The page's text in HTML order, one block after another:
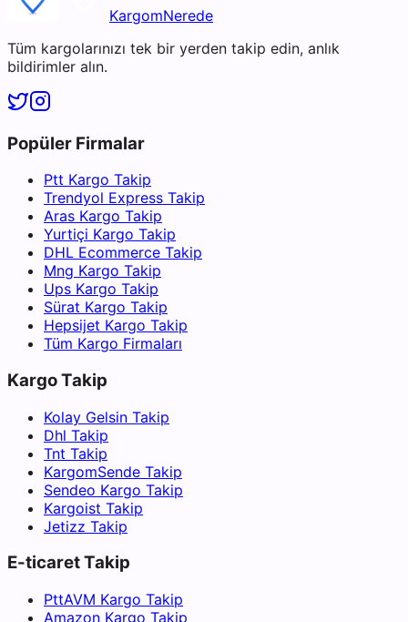
KargomNerede
Tüm kargolarınızı tek bir yerden takip edin, anlık
bildirimler alın.
Popüler Firmalar
Ptt Kargo Takip
Trendyol Express Takip
Aras Kargo Takip
Yurtiçi Kargo Takip
DHL Ecommerce Takip
Mng Kargo Takip
Ups Kargo Takip
Sürat Kargo Takip
Hepsijet Kargo Takip
Tüm Kargo Firmaları
Kargo Takip
Kolay Gelsin Takip
Dhl Takip
Tnt Takip
KargomSende Takip
Sendeo Kargo Takip
Kargoist Takip
Jetizz Takip
E-ticaret Takip
PttAVM Kargo Takip
Amazon Kargo Takip